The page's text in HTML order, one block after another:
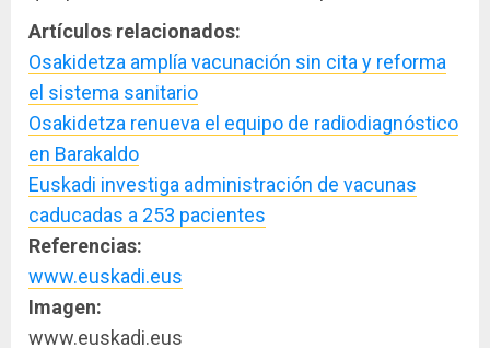
Artículos relacionados:
Osakidetza amplía vacunación sin cita y reforma
el sistema sanitario
Osakidetza renueva el equipo de radiodiagnóstico
en Barakaldo
Euskadi investiga administración de vacunas
caducadas a 253 pacientes
Referencias:
www.euskadi.eus
Imagen:
www.euskadi.eus